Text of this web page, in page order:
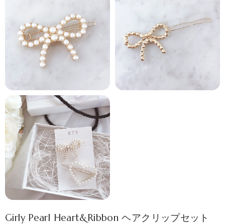
Girly Pearl Heart&Ribbon ヘアクリップセット